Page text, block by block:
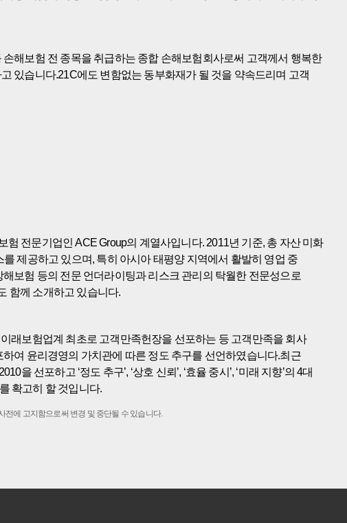
해보험 전 종목을 취급하는 종합 손해보험회사로써 고객께서 행복한
있습니다.21C에도 변함없는 동부화재가 될 것을 약속드리며 고객
전문기업인 ACE Group의 계열사입니다. 2011년 기준, 총 자산 미화
제공하고 있으며, 특히 아시아 태평양 지역에서 활발히 영업 중
보험 등의 전문 언더라이팅과 리스크 관리의 탁월한 전문성으로
함께 소개하고 있습니다.
래보험업계 최초로 고객만족헌장을 선포하는 등 고객만족을 회사
여 윤리경영의 가치관에 따른 정도 추구를 선언하였습니다.최근
선포하고 ‘정도 추구’, ‘상호 신뢰’, ‘효율 중시’, ‘미래 지향’의 4대
확고히 할 것입니다.
에 고지함으로써 변경 및 중단될 수 있습니다.